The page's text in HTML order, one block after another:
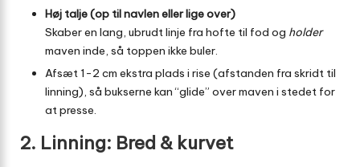
Høj talje (op til navlen eller lige over)
Skaber en lang, ubrudt linje fra hofte til fod og holder
maven inde, så toppen ikke buler.
Afsæt 1-2 cm ekstra plads i rise (afstanden fra skridt til
linning), så bukserne kan “glide” over maven i stedet for
at presse.
2. Linning: Bred & kurvet